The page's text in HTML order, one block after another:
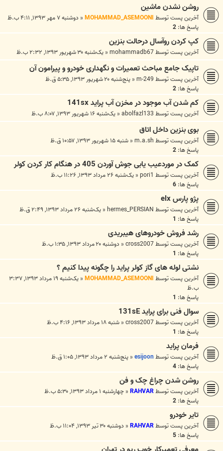
روشن نشدن ماشین
آخرین پست توسطMOHAMMAD_ASEMOONI
« دوشنبه ۷ مهر ۱۳۹۳, ۴:۱۱ ب.ظ
پاسخ ها: 2
کپ کردن روآسال درحالت بنزین
آخرین پست توسطmohammadb67
« یک‌شنبه ۳۰ شهریور ۱۳۹۳, ۲:۳۲ ب.ظ
تاپیک جامع مباحث تعمیرات و نگهداری خودرو و پیرامون آن
آخرین پست توسطm-249
« پنج‌شنبه ۲۰ شهریور ۱۳۹۳, ۵:۳۵ ق.ظ
پاسخ ها: 2
کم شدن آب موجود در مخزن آب پراید 141sx
آخرین پست توسطabolfazl133
« یک‌شنبه ۱۶ شهریور ۱۳۹۳, ۸:۰۷ ب.ظ
بوی بنزین داخل اتاق
آخرین پست توسطm.a.sh
« شنبه ۱۵ شهریور ۱۳۹۳, ۱۰:۵۷ ق.ظ
پاسخ ها: 2
کمک در موردعیب یابی جوش آوردن 405 در هنگام کار کردن کولر
آخرین پست توسطpori1
« یک‌شنبه ۲۶ مرداد ۱۳۹۳, ۱۱:۲۶ ب.ظ
پاسخ ها: 6
پژو پارس elx
آخرین پست توسطhermes_PERSIAN
« یک‌شنبه ۲۶ مرداد ۱۳۹۳, ۲:۴۹ ق.ظ
پاسخ ها: 1
رشد فروش خودروهای هیبریدی
آخرین پست توسطcross2007
« دوشنبه ۲۰ مرداد ۱۳۹۳, ۱:۳۵ ب.ظ
پاسخ ها: 1
نشتی لوله های گاز کولر پراید را چگونه پیدا کنیم ؟
آخرین پست توسطMOHAMMAD_ASEMOONI
«
یک‌شنبه ۱۹ مرداد ۱۳۹۳, ۳:۳۷
ب.ظ
پاسخ ها: 1
سوال فنی برای پراید 131sE
آخرین پست توسطcross2007
« شنبه ۱۸ مرداد ۱۳۹۳, ۴:۱۶ ب.ظ
پاسخ ها: 1
فرمان پراید
آخرین پست توسطesijoon
« پنج‌شنبه ۲ مرداد ۱۳۹۳, ۱:۰۵ ق.ظ
پاسخ ها: 4
روشن شدن چراغ چک و فن
آخرین پست توسطRAHVAR
« چهارشنبه ۱ مرداد ۱۳۹۳, ۵:۳۰ ب.ظ
پاسخ ها: 2
تاير خودرو
آخرین پست توسطRAHVAR
« دوشنبه ۳۰ تیر ۱۳۹۳, ۱۱:۰۴ ب.ظ
پاسخ ها: 5